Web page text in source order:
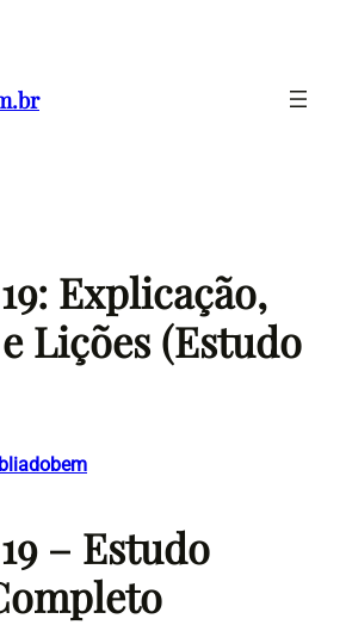
Explicação,
Lições (Estudo
– Estudo